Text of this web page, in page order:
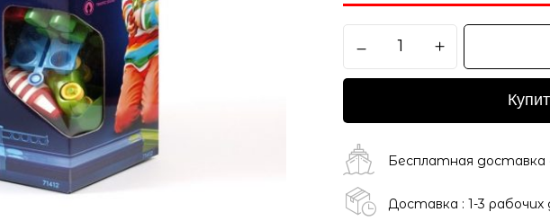
Бесплатная
Доставка : 1-3 рабочих
Сохранить моё имя, email и адрес сайта в